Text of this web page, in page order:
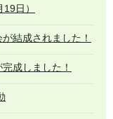
日）
結成されました！
成しました！